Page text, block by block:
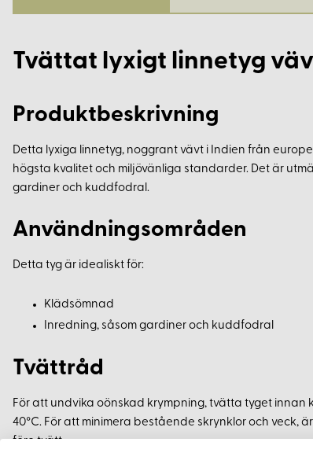
Tvättat lyxigt linnetyg
Produktbeskrivning
Detta lyxiga linnetyg, noggrant vävt i Indien från
högsta kvalitet och miljövänliga standarder. Det är
gardiner och kuddfodral.
Användningsområden
Detta tyg är idealiskt för:
Klädsömnad
Inredning, såsom gardiner och kuddfodral
Tvättråd
För att undvika oönskad krympning, tvätta tyget
40°C. För att minimera bestående skrynklor och
före tvätt.